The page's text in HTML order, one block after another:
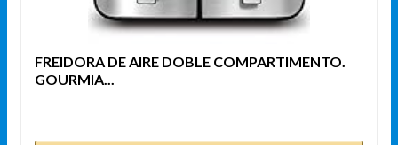
FREIDORA DE AIRE DOBLE COMPARTIMENTO.
GOURMIA...